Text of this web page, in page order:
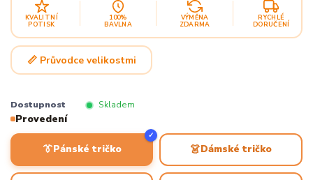
KVALITNÍ
POTISK
100%
BAVLNA
VÝMĚNA
ZDARMA
RYCHLÉ
DORUČENÍ
📏 Průvodce velikostmi
Dostupnost Skladem
Provedení
👔Pánské tričko
✓
👗Dámské tričko